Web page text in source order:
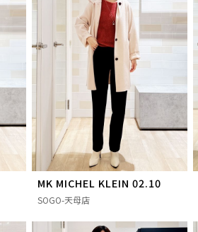
MK MICHEL KLEIN 02.10
SOGO-天母店